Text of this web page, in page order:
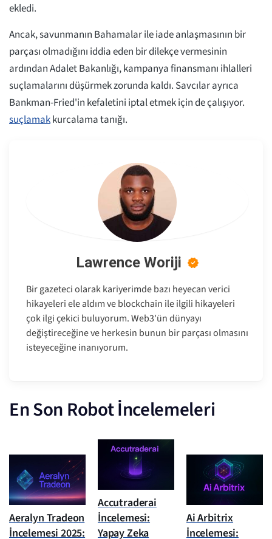
ekledi.
Ancak, savunmanın Bahamalar ile iade anlaşmasının bir
parçası olmadığını iddia eden bir dilekçe vermesinin
ardından Adalet Bakanlığı, kampanya finansmanı ihlalleri
suçlamalarını düşürmek zorunda kaldı. Savcılar ayrıca
Bankman-Fried'in kefaletini iptal etmek için de çalışıyor.
suçlamakkurcalama tanığı.
Lawrence Woriji
Bir gazeteci olarak kariyerimde bazı heyecan verici
hikayeleri ele aldım ve blockchain ile ilgili hikayeleri
çok ilgi çekici buluyorum. Web3'ün dünyayı
değiştireceğine ve herkesin bunun bir parçası olmasını
isteyeceğine inanıyorum.
En Son Robot İncelemeleri
Aeralyn Tradeon
İncelemesi 2025:
Accutraderai
İncelemesi:
Yapay Zeka
Ai Arbitrix
İncelemesi: